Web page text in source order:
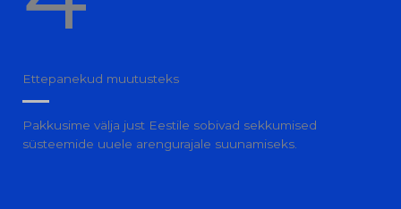
Ettepanekud muutusteks
Pakkusime välja just Eestile sobivad sekkumised
süsteemide uuele arengurajale suunamiseks.